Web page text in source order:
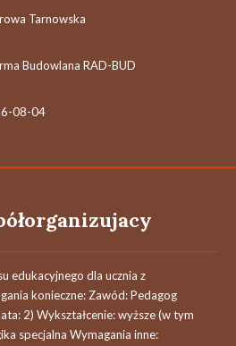
Tarnowska
Budowlana RAD-BUD
08-04
edukacyjnego dla ucznia z
konieczne: Zawód: Pedagog
2) Wykształcenie: wyższe (w tym
specjalna Wymagania inne: